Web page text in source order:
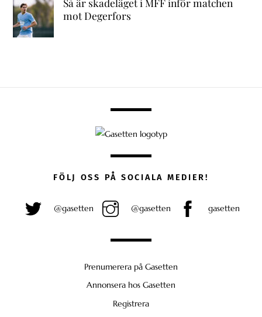
Så är skadeläget i MFF inför matchen
mot Degerfors
FÖLJ OSS PÅ SOCIALA MEDIER!
@gasetten @gasetten gasetten
Prenumerera på Gasetten
Annonsera hos Gasetten
Registrera